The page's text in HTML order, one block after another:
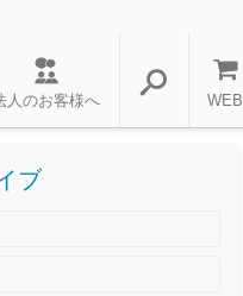
人のお客様へ WEB
ブ